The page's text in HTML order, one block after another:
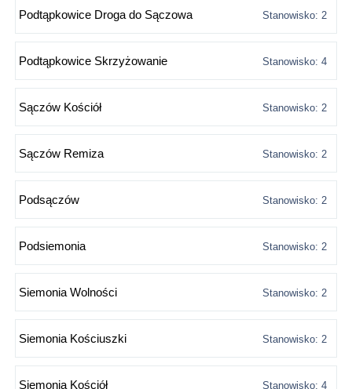
Podtąpkowice Droga do Sączowa Stanowisko: 2
Podtąpkowice Skrzyżowanie Stanowisko: 4
Sączów Kościół Stanowisko: 2
Sączów Remiza Stanowisko: 2
Podsączów Stanowisko: 2
Podsiemonia Stanowisko: 2
Siemonia Wolności Stanowisko: 2
Siemonia Kościuszki Stanowisko: 2
Siemonia Kościół Stanowisko: 4